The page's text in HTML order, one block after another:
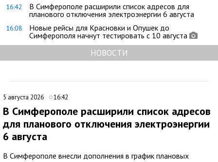
16:42
В Симферополе расширили список адресов для
планового отключения электроэнергии 6 августа
16:08
Новые рейсы для Красновки и Опушек до
Симферополя начнут тестировать с 10 августа
НОВОСТИ
5 августа 2026 16:42
В Симферополе расширили список адресов
для планового отключения электроэнергии
6 августа
В Симферополе внесли дополнения в график плановых